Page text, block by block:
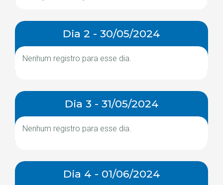
Dia 2 - 30/05/2024
Nenhum registro para esse dia.
Dia 3 - 31/05/2024
Nenhum registro para esse dia.
Dia 4 - 01/06/2024